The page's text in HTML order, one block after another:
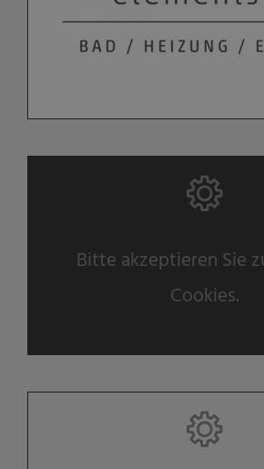
Bitte akzeptieren Sie
Cookies.